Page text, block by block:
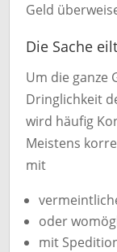
Geld
Die Sache eilt
Um die ganze
Dringlichkeit
wird häufig
Meistens
mit
oder
mit